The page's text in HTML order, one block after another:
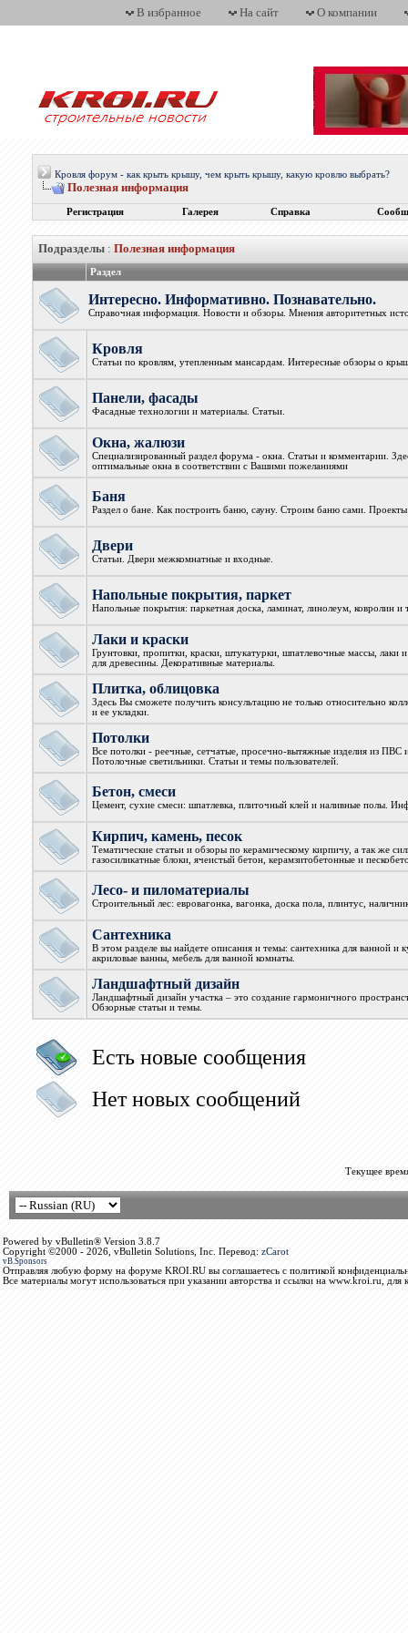
В избранное На сайт О компании
Кровля форум - как крыть крышу, чем крыть крышу, какую кровлю выбрать?
Полезная информация
Регистрация Галерея Справка
Подразделы: Полезная информация
Раздел
Интересно. Информативно. Познавательно.
Справочная информация. Новости и обзоры. Мнения авторитетных
Кровля
Статьи по кровлям, утепленным мансардам. Интересные обзоры о
Панели, фасады
Фасадные технологии и материалы. Статьи.
Окна, жалюзи
Специализированный раздел форума - окна. Статьи и комментарии.
оптимальные окна в соответствии с Вашими пожеланиями
Баня
Раздел о бане. Как построить баню, сауну. Строим баню сами.
Двери
Статьи. Двери межкомнатные и входные.
Напольные покрытия, паркет
Напольные покрытия: паркетная доска, ламинат, линолеум, ковролин и
Лаки и краски
Грунтовки, пропитки, краски, штукатурки, шпатлевочные массы, лаки
для древесины. Декоративные материалы.
Плитка, облицовка
Здесь Вы сможете получить консультацию не только относительно
и ее укладки.
Потолки
Все потолки - реечные, сетчатые, просечно-вытяжные изделия из ПВС
Потолочные светильники. Статьи и темы пользователей.
Бетон, смеси
Цемент, сухие смеси: шпатлевка, плиточный клей и наливные полы.
Кирпич, камень, песок
Тематические статьи и обзоры по керамическому кирпичу, а так же
газосиликатные блоки, ячеистый бетон, керамзитобетонные и
Лесо- и пиломатериалы
Строительный лес: евровагонка, вагонка, доска пола, плинтус,
Сантехника
В этом разделе вы найдете описания и темы: сантехника для ванной и
акриловые ванны, мебель для ванной комнаты.
Ландшафтный дизайн
Ландшафтный дизайн участка – это создание гармоничного
Обзорные статьи и темы.
Есть новые сообщения
Нет новых сообщений
Текущее
Powered by vBulletin® Version 3.8.7
Copyright ©2000 - 2026, vBulletin Solutions, Inc. Перевод: zCarot
vB.Sponsors
Отправляя любую форму на форуме KROI.RU вы соглашаетесь с политикой
Все материалы могут использоваться при указании авторства и ссылки на www.kroi.ru, для